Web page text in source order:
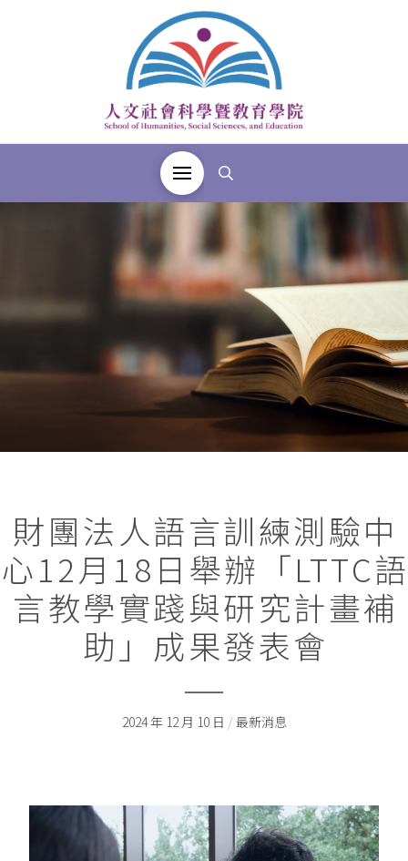
財團法人語言訓練測驗中
心12月18日舉辦「LTTC
言教學實踐與研究計畫補
助」成果發表會
2024 年 12 月 10 日 / 最新消息